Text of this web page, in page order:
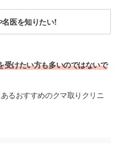
医を知りたい！
受けたい方も多いのではないで
るおすすめのクマ取りクリニ